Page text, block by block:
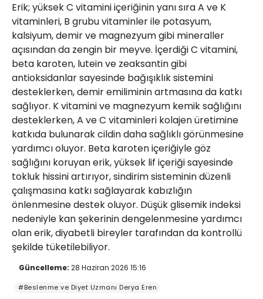
Erik; yüksek C vitamini içeriğinin yanı sıra A ve K
vitaminleri, B grubu vitaminler ile potasyum,
kalsiyum, demir ve magnezyum gibi mineraller
açısından da zengin bir meyve. İçerdiği C vitamini,
beta karoten, lutein ve zeaksantin gibi
antioksidanlar sayesinde bağışıklık sistemini
desteklerken, demir emiliminin artmasına da katkı
sağlıyor. K vitamini ve magnezyum kemik sağlığını
desteklerken, A ve C vitaminleri kolajen üretimine
katkıda bulunarak cildin daha sağlıklı görünmesine
yardımcı oluyor. Beta karoten içeriğiyle göz
sağlığını koruyan erik, yüksek lif içeriği sayesinde
tokluk hissini artırıyor, sindirim sisteminin düzenli
çalışmasına katkı sağlayarak kabızlığın
önlenmesine destek oluyor. Düşük glisemik indeksi
nedeniyle kan şekerinin dengelenmesine yardımcı
olan erik, diyabetli bireyler tarafından da kontrollü
şekilde tüketilebiliyor.
Güncelleme: 28 Haziran 2026 15:16
#Beslenme ve Diyet Uzmanı Derya Eren